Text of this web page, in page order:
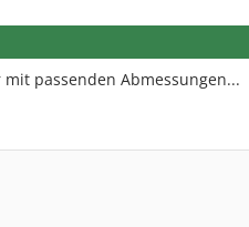
passenden Abmessungen...